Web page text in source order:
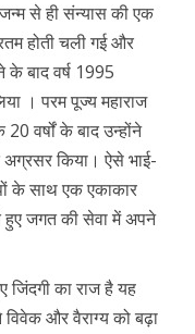
जन्म से ही संन्यास की एक
होती चली गई और
के बाद वर्ष 1995
। परम पूज्य महाराज
वर्षों के बाद उन्होंने
अग्रसर किया। ऐसे भाई-
के साथ एक एकाकार
हुए जगत की सेवा में अपने
का राज है यह
और वैराग्य को बढ़ा